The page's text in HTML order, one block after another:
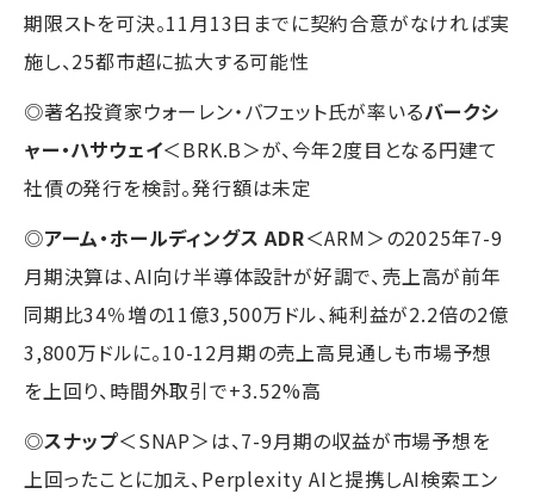
期限ストを可決。11月13日までに契約合意がなければ実
施し、25都市超に拡大する可能性
◎著名投資家ウォーレン・バフェット氏が率いるバークシ
ャー・ハサウェイ＜BRK.B＞が、今年2度目となる円建て
社債の発行を検討。発行額は未定
◎アーム・ホールディングス ADR＜ARM＞の2025年7-9
月期決算は、AI向け半導体設計が好調で、売上高が前年
同期比34％増の11億3,500万ドル、純利益が2.2倍の2億
3,800万ドルに。10-12月期の売上高見通しも市場予想
を上回り、時間外取引で+3.52%高
◎スナップ＜SNAP＞は、7-9月期の収益が市場予想を
上回ったことに加え、Perplexity AIと提携しAI検索エン